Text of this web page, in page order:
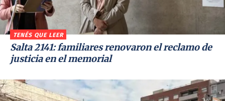
TENÉS QUE LEER
Salta 2141: familiares renovaron el reclamo de
justicia en el memorial